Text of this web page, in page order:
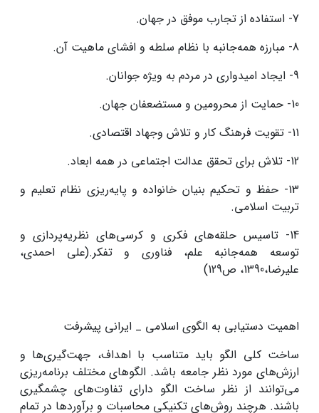
7- استفاده از تجارب موفق در جهان.
8- مبارزه همه‌جانبه با نظام سلطه و افشای ماهیت آن.
9- ایجاد امیدواری در مردم به ویژه جوانان.
10- حمایت از محرومین و مستضعفان جهان.
11- تقویت فرهنگ کار و تلاش وجهاد اقتصادی.
12- تلاش برای تحقق عدالت اجتماعی در همه ابعاد.
13- حفظ و تحکیم بنیان خانواده و پایه‌ریزی نظام تعلیم و
تربیت اسلامی.
14- تاسیس حلقه‌های فکری و کرسی‌های نظریه‌پردازی و
توسعه همه‌جانبه علم، فناوری و تفکر.(علی احمدی،
علیرضا،1390، ص129)
اهمیت دستیابی به الگوی اسلامی _ ایرانی پیشرفت
ساخت کلی الگو باید متناسب با اهداف، جهت‌گیری‌ها و
ارزش‌های مورد نظر جامعه باشد. الگوهای مختلف برنامه‌ریزی
می‌توانند از نظر ساخت الگو دارای تفاوت‌های چشمگیری
باشند. هرچند روش‌های تکنیکی محاسبات و برآوردها در تمام